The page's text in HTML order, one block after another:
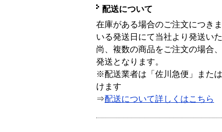
配送について
在庫がある場合のご注文につき
いる発送日にて当社より発送い
尚、複数の商品をご注文の場合
発送となります。
※配送業者は「佐川急便」また
けます
⇒配送について詳しくはこちら